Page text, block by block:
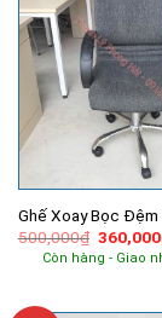
Ghế Xoay Bọc Đệm
500,000₫ Giá
gốc
là:
360,000
Còn hàng - Giao